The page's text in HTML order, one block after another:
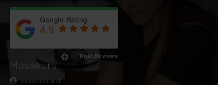
Google Rating
4.9
by Trust.Reviews
Masseurs
Dashboard